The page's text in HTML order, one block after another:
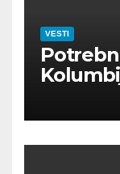
VESTI